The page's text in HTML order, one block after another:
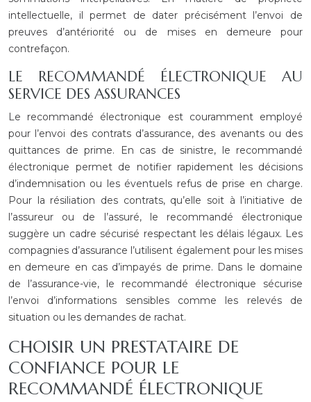
intellectuelle, il permet de dater précisément l’envoi de
preuves d’antériorité ou de mises en demeure pour
contrefaçon.
LE RECOMMANDÉ ÉLECTRONIQUE AU
SERVICE DES ASSURANCES
Le recommandé électronique est couramment employé
pour l’envoi des contrats d’assurance, des avenants ou des
quittances de prime. En cas de sinistre, le recommandé
électronique permet de notifier rapidement les décisions
d’indemnisation ou les éventuels refus de prise en charge.
Pour la résiliation des contrats, qu’elle soit à l’initiative de
l’assureur ou de l’assuré, le recommandé électronique
suggère un cadre sécurisé respectant les délais légaux. Les
compagnies d’assurance l’utilisent également pour les mises
en demeure en cas d’impayés de prime. Dans le domaine
de l’assurance-vie, le recommandé électronique sécurise
l’envoi d’informations sensibles comme les relevés de
situation ou les demandes de rachat.
CHOISIR UN PRESTATAIRE DE
CONFIANCE POUR LE
RECOMMANDÉ ÉLECTRONIQUE